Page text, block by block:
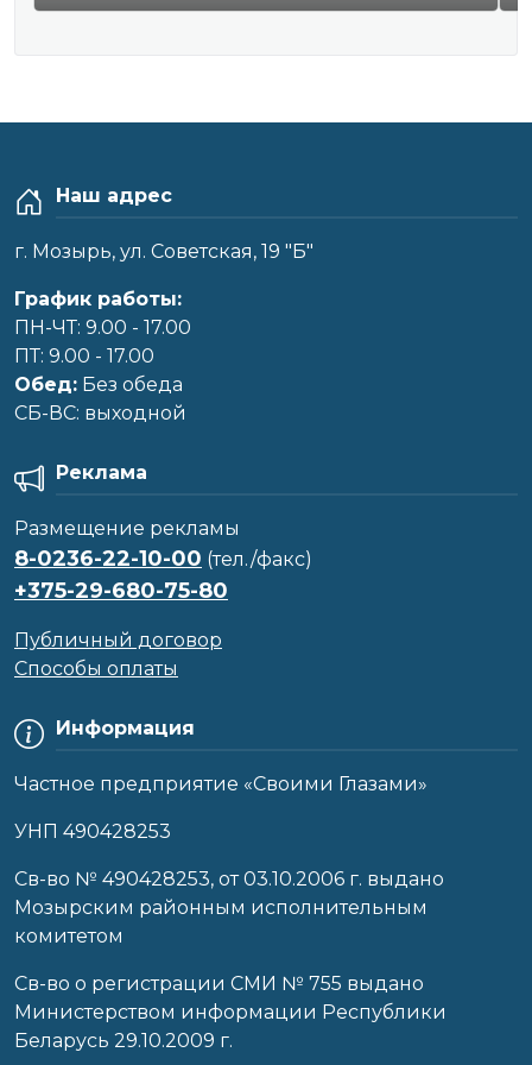
Наш адрес
г. Мозырь, ул. Советская, 19 "Б"
График работы:
ПН-ЧТ: 9.00 - 17.00
ПТ: 9.00 - 17.00
Обед: Без обеда
CБ-ВС: выходной
Информация
Частное предприятие «Своими Глазами»
УНП 490428253
Cв-во № 490428253, от 03.10.2006 г. выдано
Мозырским районным исполнительным
комитетом
Св-во о регистрации СМИ № 755 выдано
Министерством информации Республики
Беларусь 29.10.2009 г.
Реклама
Размещение рекламы
8-0236-22-10-00 (тел./факс)
+375-29-680-75-80
Публичный договор
Способы оплаты